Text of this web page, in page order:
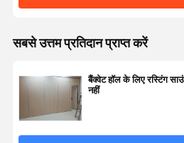
सबसे उत्तम प्रतिदान प्राप्त करें
बैंक्वेट हॉल के लिए रस्टिंग
नहीं